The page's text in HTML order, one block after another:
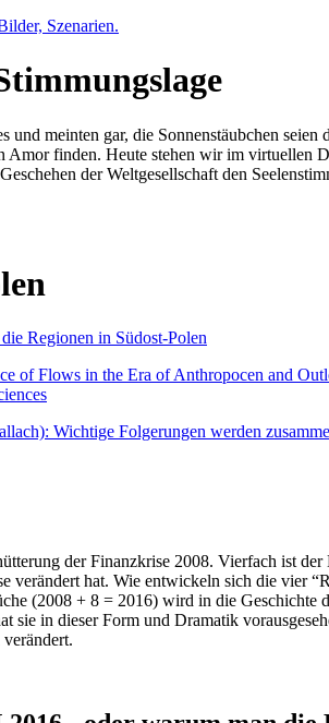
Szenarien.
meinten gar, die Sonnenstäubchen
finden. Heute stehen wir im virtuellen
der Weltgesellschaft den
Regionen in Südost-Polen
Flows in the Era of Anthropocen and
Wichtige Folgerungen werden
der Finanzkrise 2008. Vierfach ist
hat. Wie entwickeln sich die vier
(2008 + 8 = 2016) wird in die
sie in dieser Form und Dramatik